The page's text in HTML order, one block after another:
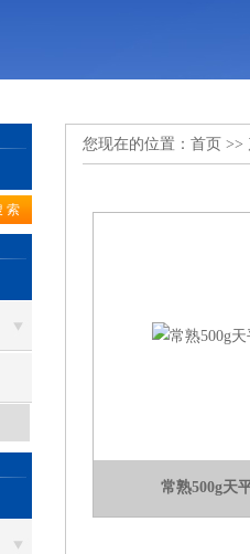
您现在的位置： 首页 >>
常熟500g天